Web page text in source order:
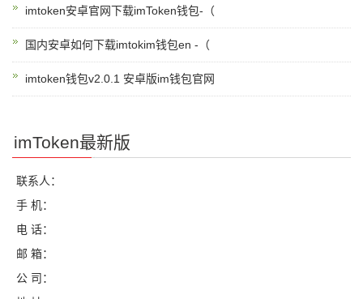
imtoken安卓官网下载imToken钱包-（
国内安卓如何下载imtokim钱包en -（
imtoken钱包v2.0.1 安卓版im钱包官网
imToken最新版
联系人：
手 机：
电 话：
邮 箱：
公 司：